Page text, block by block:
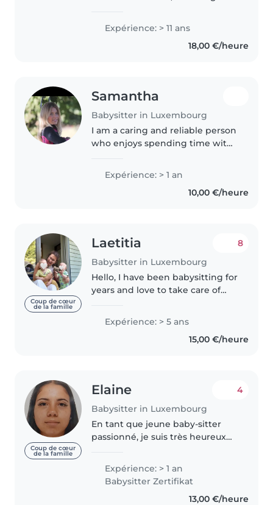
individuality, motor skills and
language development, being
the right role model and..
Expérience: > 11 ans
18,00 €/heure
Samantha
Babysitter in Luxembourg
I am a caring and reliable person
who enjoys spending time with
and creative.
Expérience: > 1 an
10,00 €/heure
Coup de cœur
de la famille
Laetitia
Babysitter in Luxembourg
8
Hello, I have been babysitting for
years and love to take care of
veterinary student living in
Luxembourg. I have looked after
children from a few months to..
Expérience: > 5 ans
15,00 €/heure
Coup de cœur
de la famille
Elaine
Babysitter in Luxembourg
4
En tant que jeune baby-sitter
passionné, je suis très heureux
bébés, les tout-petits, les enfants
d'âge préscolaire, les..
Expérience: > 1 an
Babysitter Zertifikat
13,00 €/heure